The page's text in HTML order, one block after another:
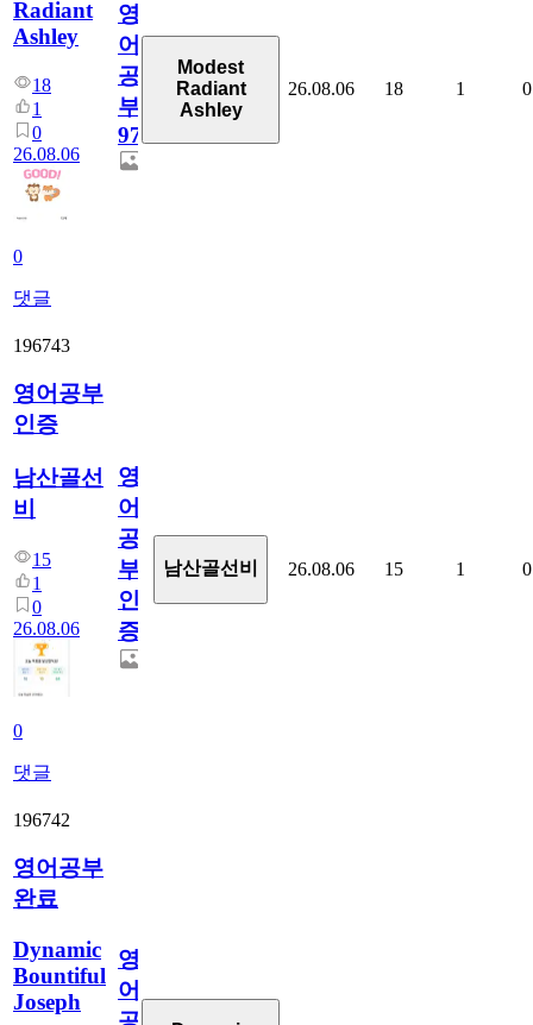
Radiant
Ashley
18
1
0
26.08.06
0
댓글
영
어
공
부
97
Modest
Radiant
Ashley
26.08.06 18 1 0
196743
영어공부
인증
남산골선
비
15
1
0
26.08.06
0
댓글
영
어
공
부
인
증
남산골선비 26.08.06 15 1 0
196742
영어공부
완료
Dynamic
Bountiful
Joseph
영
어